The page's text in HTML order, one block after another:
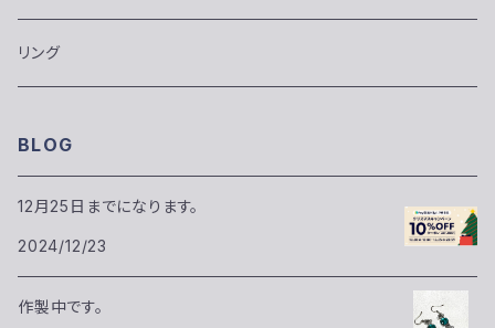
リング
BLOG
12月25日までになります。
2024/12/23
作製中です。